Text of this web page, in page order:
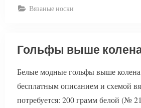
Вязаные носки
Гольфы выше
Белые модные гольфы выше
бесплатным описанием и схемой
потребуется: 200 грамм белой (№